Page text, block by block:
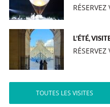
L’ÉTÉ,
TOUTES LES VISITES